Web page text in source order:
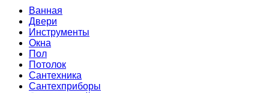
Ванная
Двери
Инструменты
Окна
Пол
Потолок
Сантехника
Сантехприборы